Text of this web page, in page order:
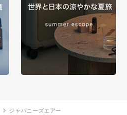
ジャパニーズエアー